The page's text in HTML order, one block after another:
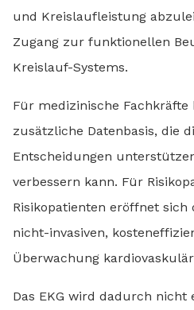
und Kreislaufleistung
Zugang zur funktionellen
Kreislauf-Systems.
Für medizinische Fachkräfte
zusätzliche Datenbasis, die
Entscheidungen
verbessern kann. Für
Risikopatienten eröffnet sich
nicht-invasiven,
Überwachung
Das EKG wird dadurch nicht